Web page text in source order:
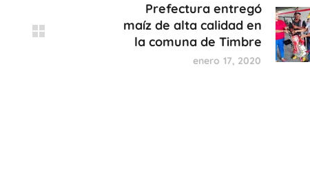
Prefectura entregó
maíz de alta calidad en
la comuna de Timbre
enero 17, 2020